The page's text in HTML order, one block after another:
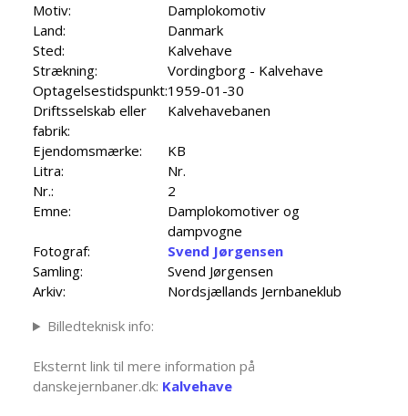
Motiv:
Damplokomotiv
Land:
Danmark
Sted:
Kalvehave
Strækning:
Vordingborg - Kalvehave
Optagelsestidspunkt:1959-01-30
Driftsselskab eller
fabrik:
Kalvehavebanen
Ejendomsmærke:
KB
Litra:
Nr.
Nr.:
2
Emne:
Damplokomotiver og
dampvogne
Fotograf:
Svend Jørgensen
Samling:
Svend Jørgensen
Arkiv:
Nordsjællands Jernbaneklub
Billedteknisk info:
Eksternt link til mere information på
danskejernbaner.dk: Kalvehave